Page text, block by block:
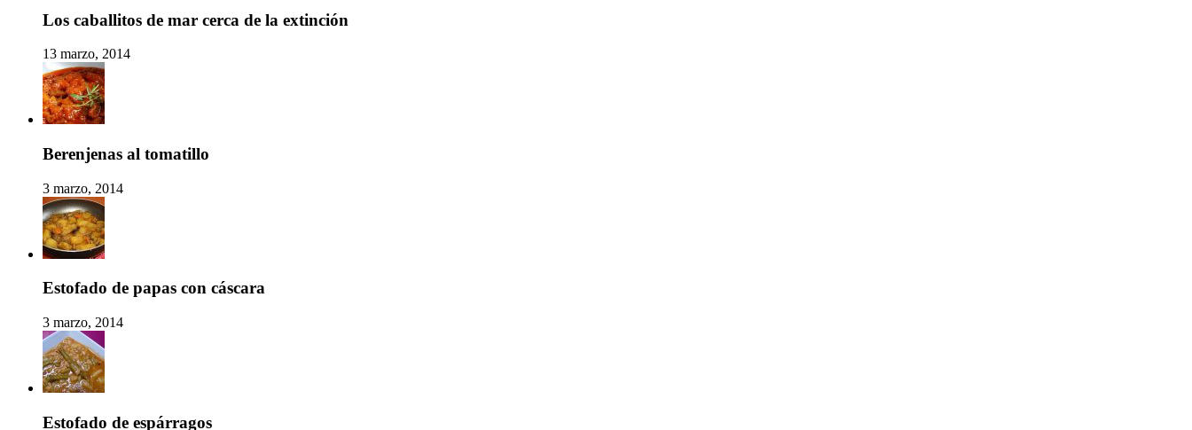
Los caballitos de mar cerca de la extinción
13 marzo, 2014
Berenjenas al tomatillo
3 marzo, 2014
Estofado de papas con cáscara
3 marzo, 2014
Estofado de espárragos